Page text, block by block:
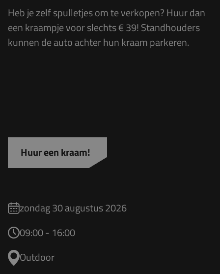
Heb je zelf spulletjes om te verkopen? Huur dan
een kraampje voor slechts € 39! Standhouders
kunnen de auto achter hun kraamparkeren.
Huur een kraam!
zondag 30 augustus 2026
09:00 - 16:00
Outdoor